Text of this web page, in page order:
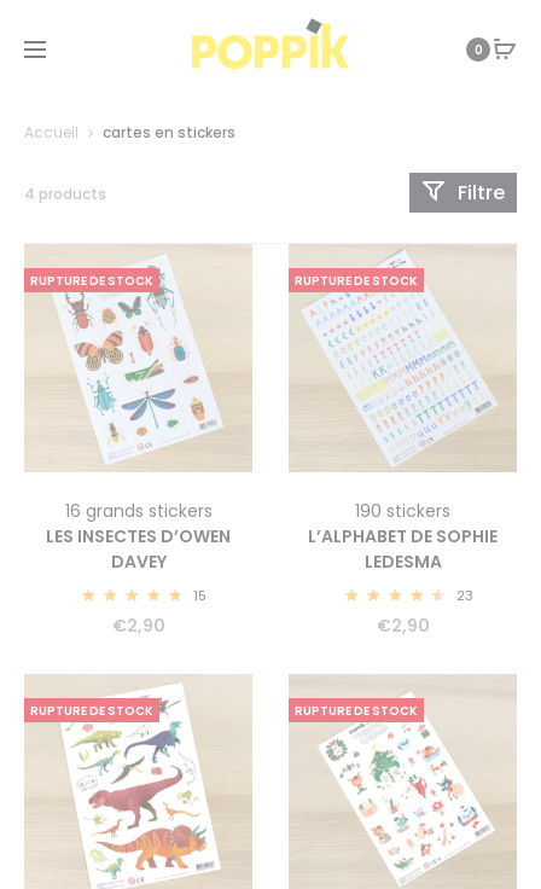
0
Accueil cartes en stickers
4 products Filtre
RUPTURE DE STOCK
16 grands stickers
LES INSECTES D’OWEN
DAVEY
15
€2,90
RUPTURE DE STOCK
190 stickers
L’ALPHABET DE SOPHIE
LEDESMA
23
€2,90
RUPTURE DE STOCK RUPTURE DE STOCK